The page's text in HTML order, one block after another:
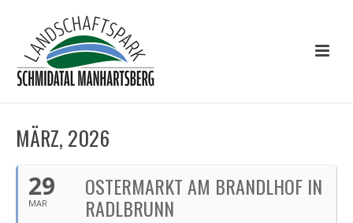
MÄRZ, 2026
29
MAR
OSTERMARKT AM BRANDLHOF IN
RADLBRUNN